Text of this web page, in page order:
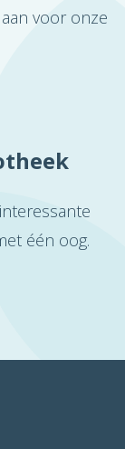
voor onze
één oog.